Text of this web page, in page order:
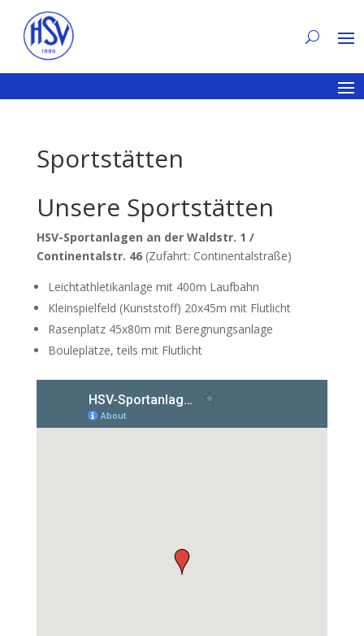
Sportstätten
Unsere Sportstätten
HSV-Sportanlagen an der Waldstr. 1 /
Continentalstr. 46(Zufahrt: Continentalstraße)
Leichtathletikanlage mit 400m Laufbahn
Kleinspielfeld (Kunststoff) 20x45m mit Flutlicht
Rasenplatz 45x80m mit Beregnungsanlage
Bouleplätze, teils mit Flutlicht